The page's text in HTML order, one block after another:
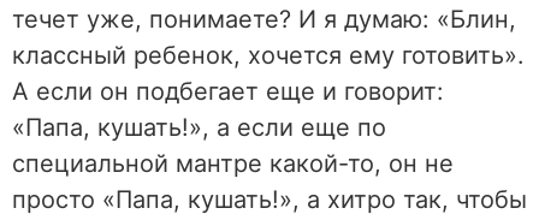
течет уже, понимаете? И я думаю: «Блин,
классный ребенок, хочется ему готовить».
А если он подбегает еще и говорит:
«Папа, кушать!», а если еще по
специальной мантре какой-то, он не
просто «Папа, кушать!», а хитро так, чтобы